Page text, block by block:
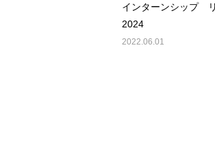
インターンシップ
2024
2022.06.01